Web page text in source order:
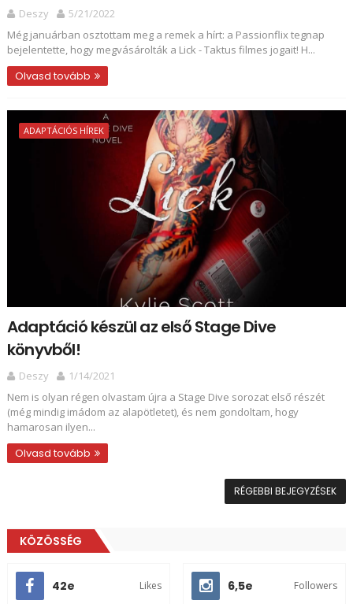
Deszy
5/21/2022
Még januárban osztottam meg a remek a hírt: a Passionflix tegnap
bejelentette, hogy megvásárolták a Lick - Taktus filmes jogait! H...
Olvasd tovább
ADAPTÁCIÓS HÍREK
Adaptáció készül az első Stage Dive
könyvből!
Deszy
1/14/2021
Nem is olyan régen olvastam újra a Stage Dive sorozat első részét
(még mindig imádom az alapötletet), és nem gondoltam, hogy
hamarosan ilyen...
Olvasd tovább
RÉGEBBI BEJEGYZÉSEK
KÖZÖSSÉG
42e Likes 6,5e Followers